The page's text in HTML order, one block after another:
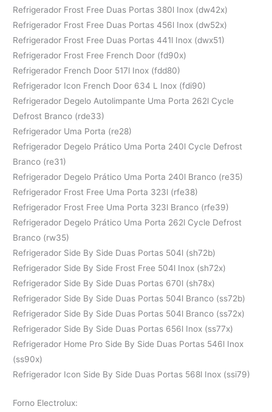
Refrigerador Frost Free Duas Portas 380l Inox (dw42x)
Refrigerador Frost Free Duas Portas 456l Inox (dw52x)
Refrigerador Frost Free Duas Portas 441l Inox (dwx51)
Refrigerador Frost Free French Door (fd90x)
Refrigerador French Door 517l Inox (fdd80)
Refrigerador Icon French Door 634 L Inox (fdi90)
Refrigerador Degelo Autolimpante Uma Porta 262l Cycle
Defrost Branco (rde33)
Refrigerador Uma Porta (re28)
Refrigerador Degelo Prático Uma Porta 240l Cycle Defrost
Branco (re31)
Refrigerador Degelo Prático Uma Porta 240l Branco (re35)
Refrigerador Frost Free Uma Porta 323l (rfe38)
Refrigerador Frost Free Uma Porta 323l Branco (rfe39)
Refrigerador Degelo Prático Uma Porta 262l Cycle Defrost
Branco (rw35)
Refrigerador Side By Side Duas Portas 504l (sh72b)
Refrigerador Side By Side Frost Free 504l Inox (sh72x)
Refrigerador Side By Side Duas Portas 670l (sh78x)
Refrigerador Side By Side Duas Portas 504l Branco (ss72b)
Refrigerador Side By Side Duas Portas 504l Branco (ss72x)
Refrigerador Side By Side Duas Portas 656l Inox (ss77x)
Refrigerador Home Pro Side By Side Duas Portas 546l Inox
(ss90x)
Refrigerador Icon Side By Side Duas Portas 568l Inox (ssi79)
Forno Electrolux: